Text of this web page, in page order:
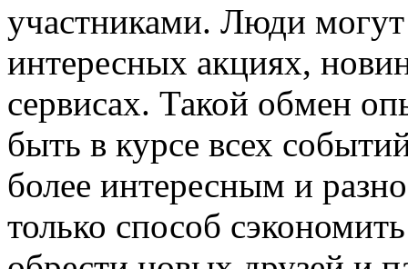
участниками. Люди
интересных акциях,
сервисах. Такой обмен
быть в курсе всех
более интересным и
только способ